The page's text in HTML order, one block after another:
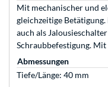
Mit mechanischer und
gleichzeitige
auch als
Schraubbefestigung. Mit
Abmessungen
Tiefe/Länge: 40 mm